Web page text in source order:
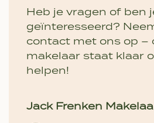
Heb je vragen of ben
geïnteresseerd?
contact met ons op –
makelaar staat klaar
helpen!
Jack Frenken